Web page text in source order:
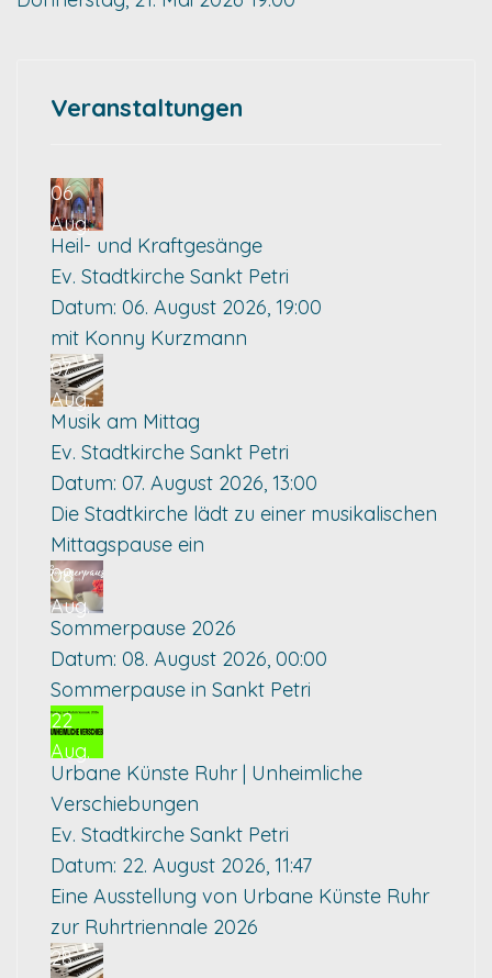
Veranstaltungen
06
Aug.
Heil- und Kraftgesänge
Ev. Stadtkirche Sankt Petri
Datum: 06. August 2026, 19:00
mit Konny Kurzmann
07
Aug.
Musik am Mittag
Ev. Stadtkirche Sankt Petri
Datum: 07. August 2026, 13:00
Die Stadtkirche lädt zu einer musikalischen
Mittagspause ein
08
Aug.
Sommerpause 2026
Datum: 08. August 2026, 00:00
Sommerpause in Sankt Petri
22
Aug.
Urbane Künste Ruhr | Unheimliche
Verschiebungen
Ev. Stadtkirche Sankt Petri
Datum: 22. August 2026, 11:47
Eine Ausstellung von Urbane Künste Ruhr
zur Ruhrtriennale 2026
28